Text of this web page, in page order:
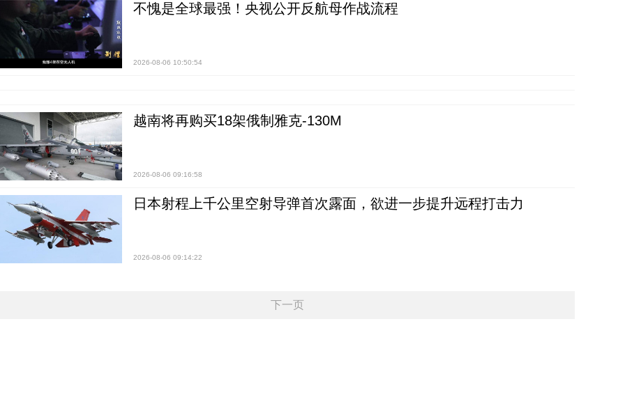
不愧是全球最强！央视公开反航母作战流程
2026-08-06 10:50:54
越南将再购买18架俄制雅克-130M
2026-08-06 09:16:58
日本射程上千公里空射导弹首次露面，欲进一步提升远程打击力
2026-08-06 09:14:22
下一页